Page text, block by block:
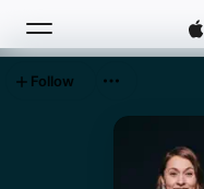
Follow